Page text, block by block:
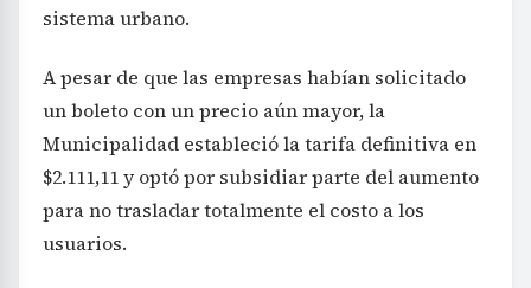
sistema urbano.
A pesar de que las empresas habían solicitado
un boleto con un precio aún mayor, la
Municipalidad estableció la tarifa definitiva en
$2.111,11 y optó por subsidiar parte del aumento
para no trasladar totalmente el costo a los
usuarios.